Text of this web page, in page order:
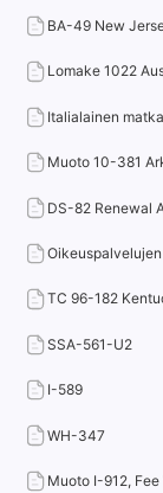
BA-49 New
Lomake 1022
Italialainen
Muoto 10-381
DS-82 Renewal
TC 96-182
SSA-561-U2
I-589
WH-347
Muoto I-912,